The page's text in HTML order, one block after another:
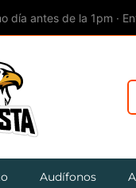
día antes de la 1pm ·
Audífonos